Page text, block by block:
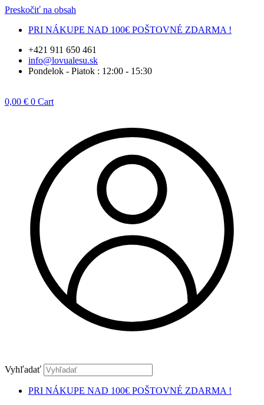
Preskočiť na obsah
PRI NÁKUPE NAD 100€ POŠTOVNÉ ZDARMA !
+421 911 650 461
info@lovualesu.sk
Pondelok - Piatok : 12:00 - 15:30
0,00 € 0 Cart
Vyhľadať
PRI NÁKUPE NAD 100€ POŠTOVNÉ ZDARMA !